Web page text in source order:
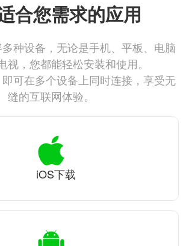
合您需求的应用
种设备，无论是手机、平板、电脑
视，您都能轻松安装和使用。
可在多个设备上同时连接，享受无
缝的互联网体验。
iOS下载